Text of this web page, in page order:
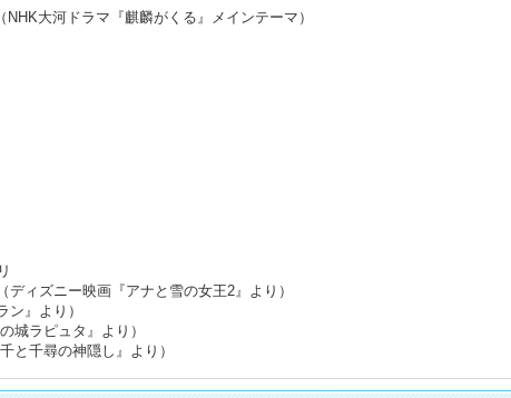
大河ドラマ『麒麟がくる』メインテーマ）
ィズニー映画『アナと雪の女王2』より）
』より）
城ラピュタ』より）
千尋の神隠し』より）